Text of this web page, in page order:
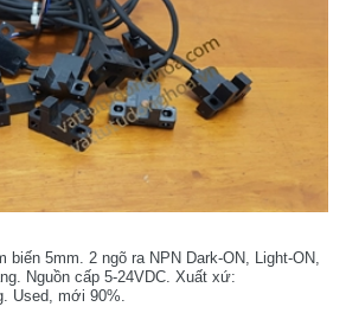
biến 5mm. 2 ngõ ra NPN Dark-ON, Light-ON,
Nguồn cấp 5-24VDC. Xuất xứ:
Used, mới 90%.